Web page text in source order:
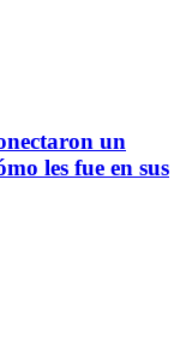
un
les fue en sus